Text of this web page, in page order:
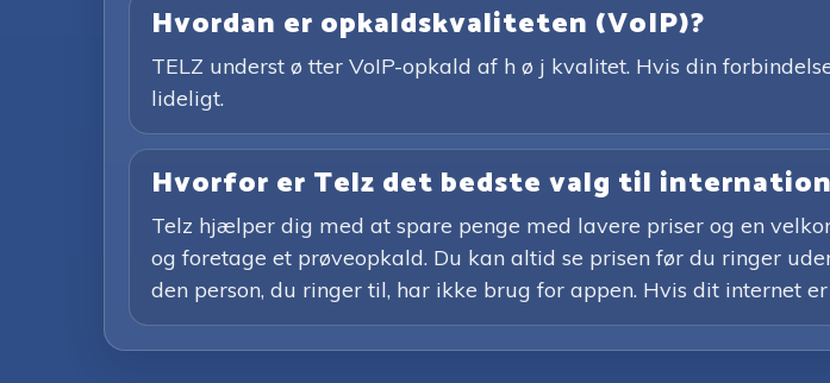
Hvordan er opkaldskvaliteten (VoIP)?
TELZ underst ø tter VoIP-opkald af h ø j kvalitet. Hvis din
lideligt.
Hvorfor er Telz det bedste valg til
Telz hjælper dig med at spare penge med lavere priser og en
og foretage et prøveopkald. Du kan altid se prisen før du ringer
den person, du ringer til, har ikke brug for appen. Hvis dit internet